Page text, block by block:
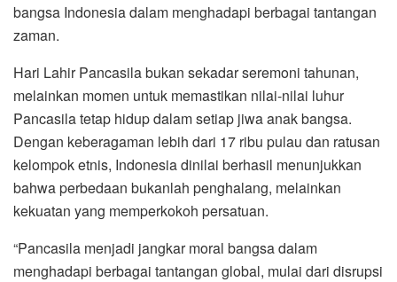
bangsa Indonesia dalam menghadapi berbagai tantangan
zaman.
Hari Lahir Pancasila bukan sekadar seremoni tahunan,
melainkan momen untuk memastikan nilai-nilai luhur
Pancasila tetap hidup dalam setiap jiwa anak bangsa.
Dengan keberagaman lebih dari 17 ribu pulau dan ratusan
kelompok etnis, Indonesia dinilai berhasil menunjukkan
bahwa perbedaan bukanlah penghalang, melainkan
kekuatan yang memperkokoh persatuan.
“Pancasila menjadi jangkar moral bangsa dalam
menghadapi berbagai tantangan global, mulai dari disrupsi